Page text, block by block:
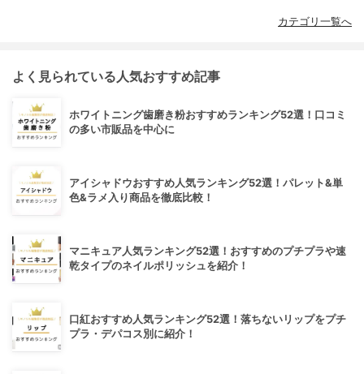
カテゴリ一覧へ
よく見られている人気おすすめ記事
ホワイトニング歯磨き粉おすすめランキング52選！口コミ
の多い市販品を中心に
アイシャドウおすすめ人気ランキング52選！パレット&単
色&ラメ入り商品を徹底比較！
マニキュア人気ランキング52選！おすすめのプチプラや速
乾タイプのネイルポリッシュを紹介！
口紅おすすめ人気ランキング52選！落ちないリップをプチ
プラ・デパコス別に紹介！